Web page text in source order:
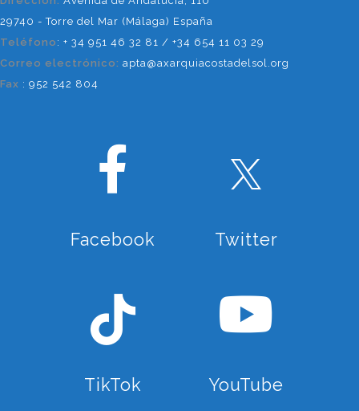
29740 - Torre del Mar (Málaga) España
Teléfono : + 34 951 46 32 81 / +34 654 11 03 29
Correo electrónico: apta@axarquiacostadelsol.org
Fax : 952 542 804
Facebook Twitter
TikTok YouTube